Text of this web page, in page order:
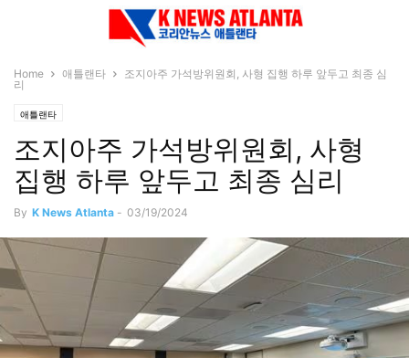
Home 애틀랜타
조지아주 가석방위원회, 사형 집행 하루 앞두고 최종 심
리
애틀랜타
조지아주 가석방위원회, 사형
집행 하루 앞두고 최종 심리
By K News Atlanta - 03/19/2024